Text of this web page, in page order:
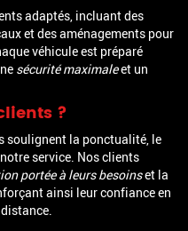
adaptés, incluant des
et des aménagements pour
véhicule est préparé
sécurité maximaleet un
?
soulignent la ponctualité, le
service. Nos clients
portée à leurs besoinset la
ainsi leur confiance en